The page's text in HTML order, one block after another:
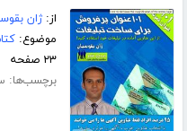
از:ژان
موضوع:
۲۳ صفحه
برچسب‌ها: